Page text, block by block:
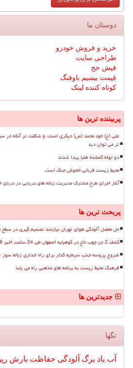
دوستان ما
خرید و فروش خودرو
طراحی سایت
فیش حج
قیمت بیسیم باوفنگ
کوتاه کننده لینک
پربیننده ترین ها
علی (ع) خود محمد (ص) دیگری است، و شگفت تر آنکه در
تر می توان دید
دو توله گمشده هلیا پیدا شدند
محیط زیست قربانی خاموش جنگ است
آغاز اجرای طرح مشترک مدیریت زباله های دریایی در دریای
پربحث ترین ها
حل معضل آلودگی هوای تهران نیازمند تصمیم گیری در
کشف 2 تن چوب تاغ در کوهپایه اصفهان طی 24 ساعت اخیر 8 نفر دستگیر شدند
شروع پروسه جذب سرمایه گذار برای راه اندازی زباله سوز ۳۰۰ تنی اصفهان
فرهنگ محیط زیست به برنامه های مذهبی راه می یابد
جدیدترین ها
تگها
آب باد برگ آلودگی حفاظت بارش